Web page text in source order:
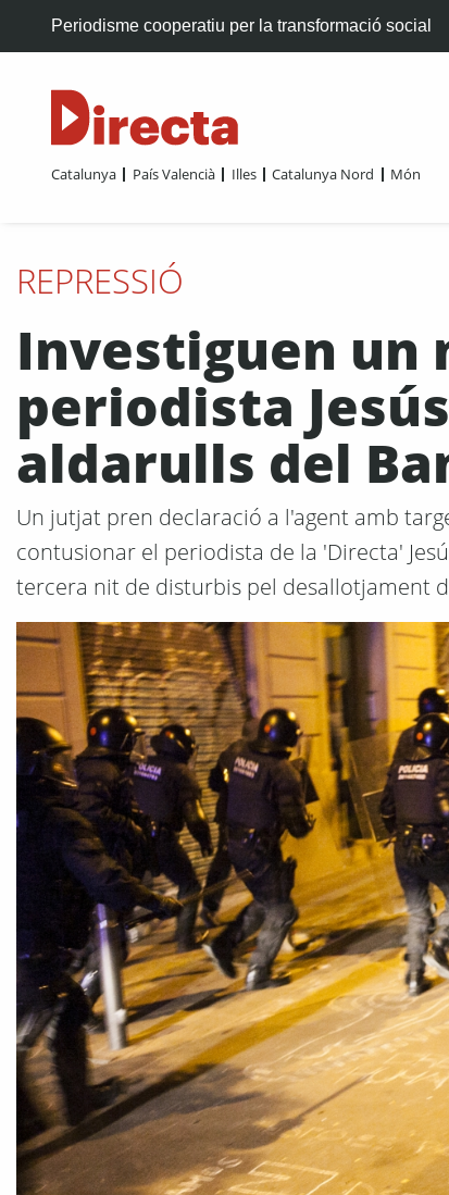
Periodisme cooperatiu per la transformació social
Catalunya País Valencià Illes Catalunya Nord Món
REPRESSIÓ
Investiguen un
periodista
aldarulls del
Un jutjat pren declaració a l'agent amb
contusionar el periodista de la 'Directa'
tercera nit de disturbis pel desallotjament